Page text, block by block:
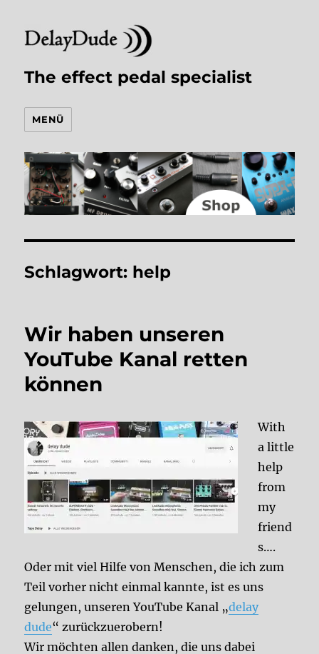
The effect pedal specialist
MENÜ
Schlagwort: help
Wir haben unseren
YouTube Kanal retten
können
With
a little
help
from
my
friend
s….
Oder mit viel Hilfe von Menschen, die ich zum
Teil vorher nicht einmal kannte, ist es uns
gelungen, unseren YouTube Kanal „delay
dude“ zurückzuerobern!
Wir möchten allen danken, die uns dabei